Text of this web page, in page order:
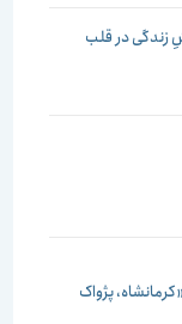
در قلب
پژواک